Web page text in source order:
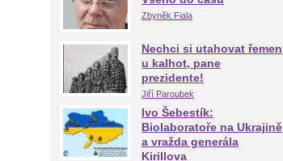
Zbyněk Fiala
Nechci si utahovat řemen
u kalhot, pane
prezidente!
Jiří Paroubek
Ivo Šebestík:
Biolaboratoře na Ukrajině
a vražda generála
Kirillova